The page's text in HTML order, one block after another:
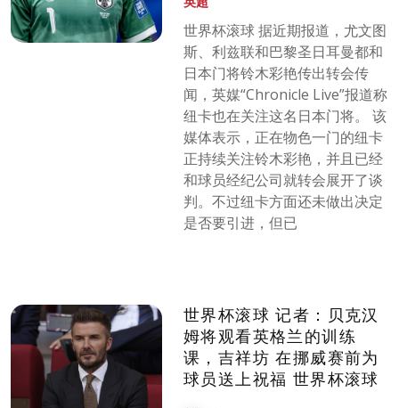
世界杯滚球 据近期报道，尤文图
斯、利兹联和巴黎圣日耳曼都和
日本门将铃木彩艳传出转会传
闻，英媒“Chronicle Live”报道称
纽卡也在关注这名日本门将。 该
媒体表示，正在物色一门的纽卡
正持续关注铃木彩艳，并且已经
和球员经纪公司就转会展开了谈
判。不过纽卡方面还未做出决定
是否要引进，但已
世界杯滚球 记者：贝克汉
姆将观看英格兰的训练
课，吉祥坊 在挪威赛前为
球员送上祝福 世界杯滚球